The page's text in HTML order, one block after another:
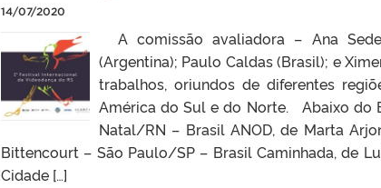
14/07/2020
A comissão avaliadora – Ana
(Argentina); Paulo Caldas (Brasil); e
trabalhos, oriundos de diferentes
América do Sul e do Norte. Abaixo do
Natal/RN – Brasil ANOD, de Marta
Bittencourt – São Paulo/SP – Brasil Caminhada, de
Cidade […]